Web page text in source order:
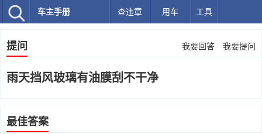
车主手册 查违章 用车 工具
提问 我要回答 我要提问
雨天挡风玻璃有油膜刮不干净
最佳答案